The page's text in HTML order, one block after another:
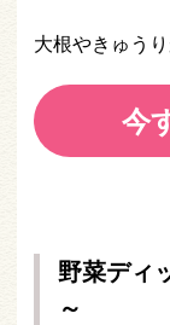
大根やきゅう
今
野菜ディ
～